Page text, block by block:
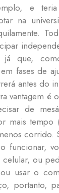
e
na
já que,
fases de
antes do
vantagem é
de
mais tempo
corrido.
funcionar,
ou
usar o
portanto,